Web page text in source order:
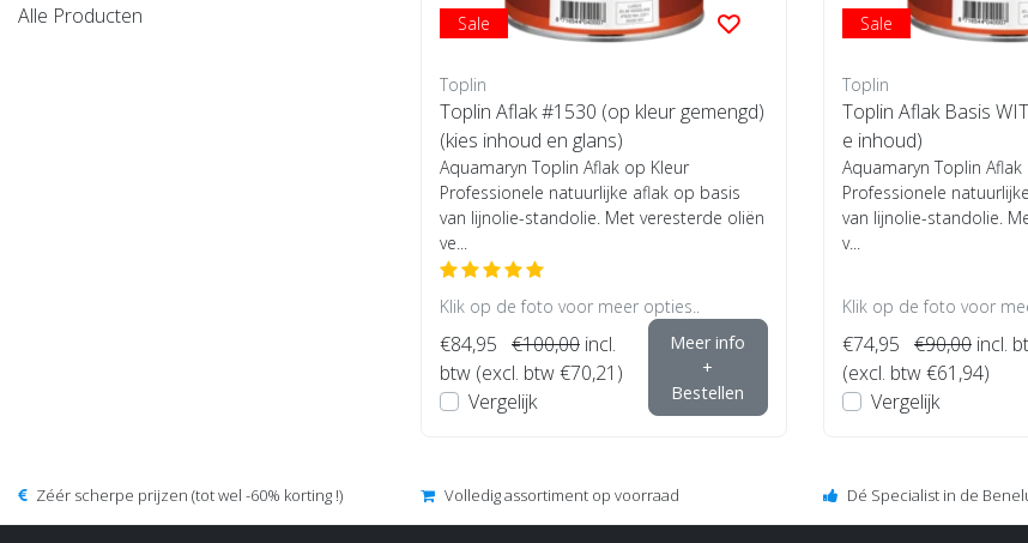
Alle Producten
Sale
Toplin
Toplin Aflak #1530 (op kleur gemengd)
(kies inhoud en glans)
Aquamaryn Toplin Aflak op Kleur
Professionele natuurlijke aflak op basis
van lijnolie-standolie. Met veresterde oliën
ve...
Klik op de foto voor meer opties..
€84,95 €100,00 incl.
btw (excl. btw €70,21)
Vergelijk
Meer info
+
Bestellen
Sale
Toplin
Toplin Aflak Basis
e inhoud)
Aquamaryn Toplin Aflak
Professionele
van lijnolie-standolie.
v...
Klik op de foto voor
€74,95 €90,00 incl.
(excl. btw €61,94)
Vergelijk
Zéér scherpe prijzen (tot wel -60% korting !) Volledig assortiment op voorraad Dé Specialist in de